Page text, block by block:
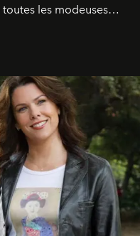
les modeuses